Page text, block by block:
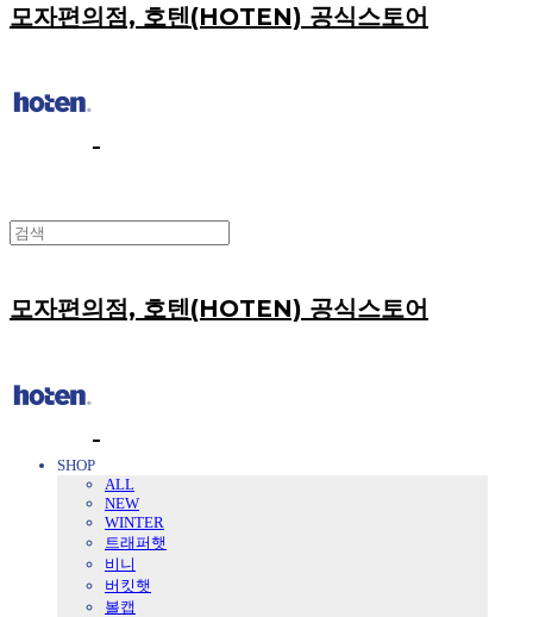
모자편의점, 호텐(HOTEN) 공식스토어
모자편의점, 호텐(HOTEN) 공식스토어
SHOP
ALL
NEW
WINTER
트래퍼햇
비니
버킷햇
볼캡